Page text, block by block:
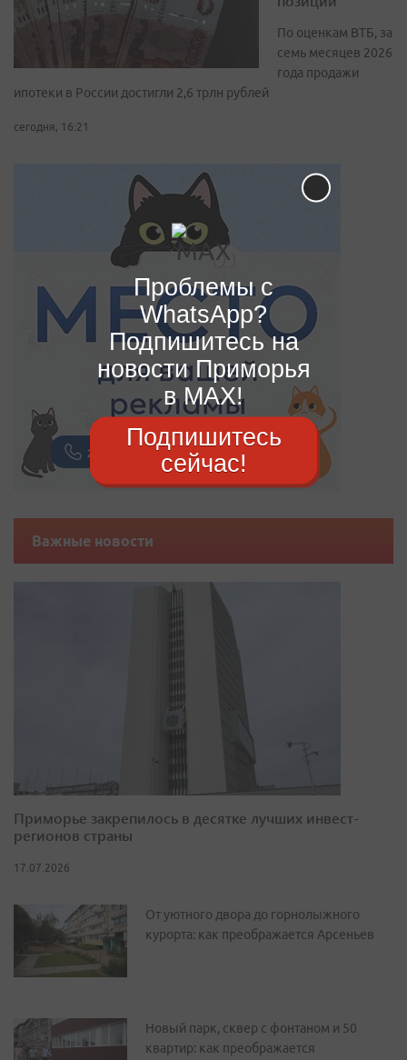
По оценкам ВТБ, за
семь месяцев 2026
года продажи
ипотеки в России достигли 2,6 трлн рублей
сегодня, 16:21
Важные новости
Приморье закрепилось в десятке лучших инвест-
регионов страны
17.07.2026
От уютного двора до горнолыжного
курорта: как преображается Арсеньев
Новый парк, сквер с фонтаном и 50
квартир: как преображается
Проблемы с
WhatsApp?
Подпишитесь на
новости Приморья
в MAX!
Подпишитесь
сейчас!